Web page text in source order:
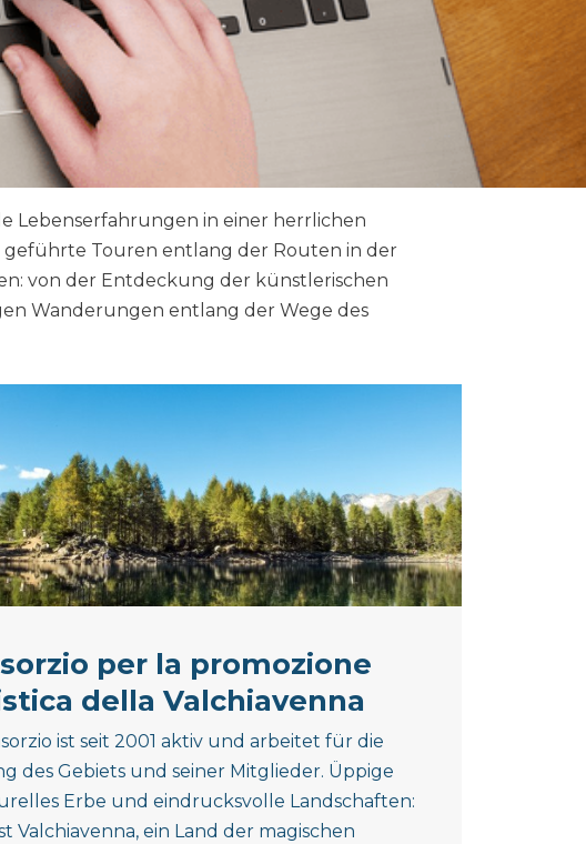
Lebenserfahrungen in einer herrlichen
Touren entlang der Routen in der
von der Entdeckung der künstlerischen
Wanderungen entlang der Wege des
per la promozione
della Valchiavenna
ist seit 2001 aktiv und arbeitet für die
des Gebiets und seiner Mitglieder. Üppige
Erbe und eindrucksvolle Landschaften:
Valchiavenna, ein Land der magischen